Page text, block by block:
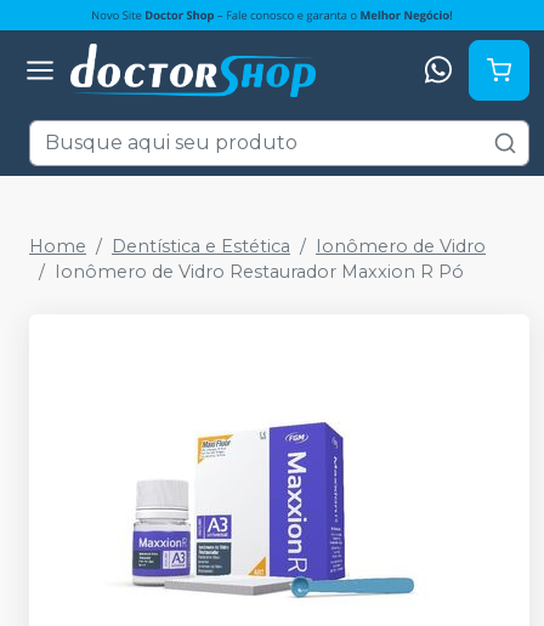
Home Dentística e Estética
Ionômero de Vidro
Ionômero de Vidro Restaurador Maxxion R Pó